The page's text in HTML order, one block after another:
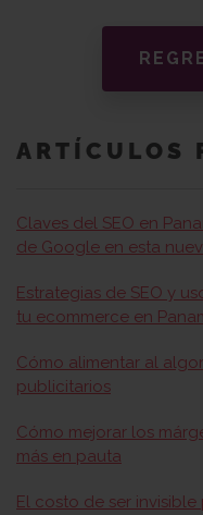
ARTÍCULOS
Claves del SEO en
de Google en esta
Estrategias de SEO y
tu ecommerce en
Cómo alimentar al
publicitarios
Cómo mejorar los
más en pauta
El costo de ser